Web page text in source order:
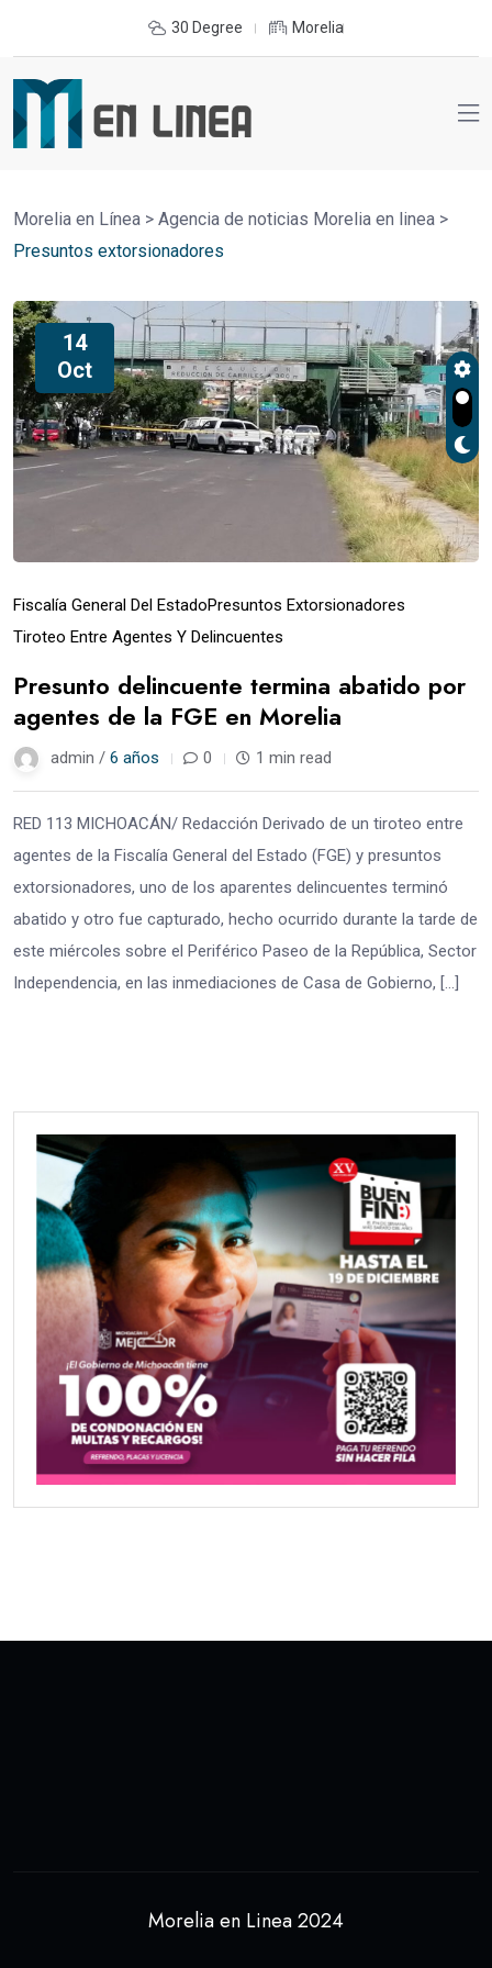
30 Degree Morelia
Morelia en Línea > Agencia de noticias Morelia en linea >
Presuntos extorsionadores
14
Oct
Fiscalía General Del EstadoPresuntos Extorsionadores
Tiroteo Entre Agentes Y Delincuentes
Presunto delincuente termina abatido por
agentes de la FGE en Morelia
admin / 6 años 0 1 min read
RED 113 MICHOACÁN/ Redacción Derivado de un tiroteo entre
agentes de la Fiscalía General del Estado (FGE) y presuntos
extorsionadores, uno de los aparentes delincuentes terminó
abatido y otro fue capturado, hecho ocurrido durante la tarde de
este miércoles sobre el Periférico Paseo de la República, Sector
Independencia, en las inmediaciones de Casa de Gobierno, […]
Morelia en Linea 2024